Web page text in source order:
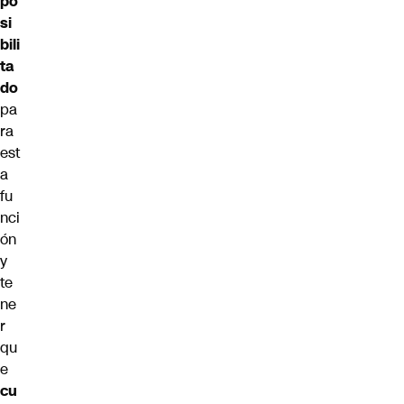
si
bili
ta
do
pa
ra
est
a
fu
nci
ón
y
te
ne
r
qu
e
cu